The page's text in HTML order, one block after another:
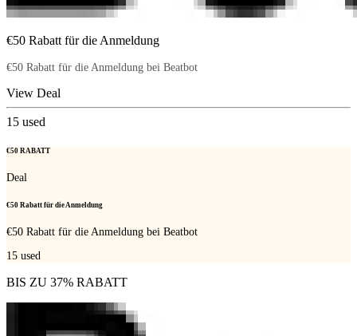
€50 Rabatt für die Anmeldung
€50 Rabatt für die Anmeldung bei Beatbot
View Deal
15 used
€50 RABATT
Deal
€50 Rabatt für die Anmeldung
€50 Rabatt für die Anmeldung bei Beatbot
15 used
BIS ZU 37% RABATT